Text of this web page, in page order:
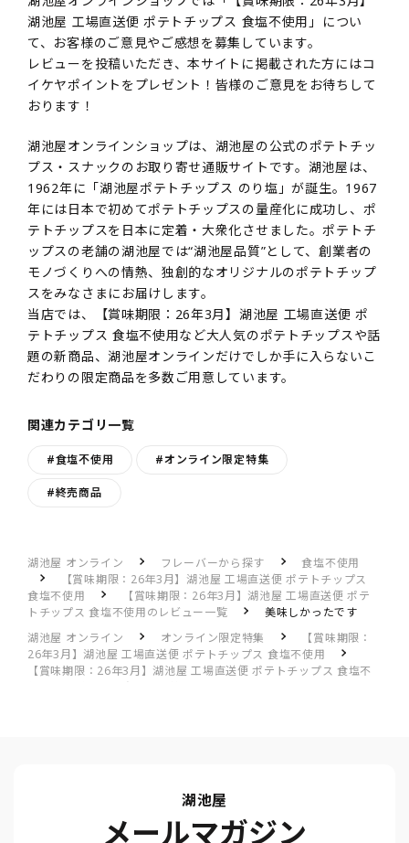
湖池屋 工場直送便 ポテトチップス 食塩不使用」につい
て、お客様のご意見やご感想を募集しています。
レビューを投稿いただき、本サイトに掲載された方にはコ
イケヤポイントをプレゼント！皆様のご意見をお待ちして
おります！
湖池屋オンラインショップは、湖池屋の公式のポテトチッ
プス・スナックのお取り寄せ通販サイトです。湖池屋は、
1962年に「湖池屋ポテトチップス のり塩」が誕生。1967
年には日本で初めてポテトチップスの量産化に成功し、ポ
テトチップスを日本に定着・大衆化させました。ポテトチ
ップスの老舗の湖池屋では“湖池屋品質”として、創業者の
モノづくりへの情熱、独創的なオリジナルのポテトチップ
スをみなさまにお届けします。
当店では、【賞味期限：26年3月】湖池屋 工場直送便 ポ
テトチップス 食塩不使用など大人気のポテトチップスや話
題の新商品、湖池屋オンラインだけでしか手に入らないこ
だわりの限定商品を多数ご用意しています。
関連カテゴリ一覧
#食塩不使用 #オンライン限定特集
#終売商品
湖池屋 オンライン フレーバーから探す
食塩不使用
【賞味期限：26年3月】湖池屋 工場直送便 ポテトチップス
食塩不使用
【賞味期限：26年3月】湖池屋 工場直送便 ポテ
トチップス 食塩不使用のレビュー一覧
美味しかったです
湖池屋 オンライン
オンライン限定特集
【賞味期限：
26年3月】湖池屋 工場直送便 ポテトチップス 食塩不使用
【賞味期限：26年3月】湖池屋 工場直送便 ポテトチップス 食塩不
湖池屋
メールマガジン